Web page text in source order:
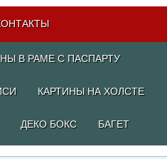
В РАМЕ С ПАСПАРТУ
КАРТИНЫ НА ХОЛСТЕ
ДЕКО БОКС БАГЕТ